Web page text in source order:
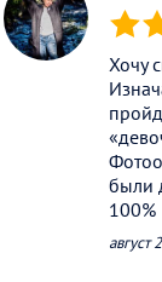
(*)
Хочу
были
100%
август